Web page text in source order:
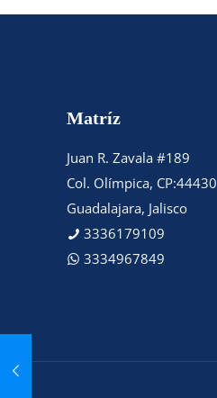
Matríz
Juan R. Zavala #189
Col. Olímpica, CP:44430
Guadalajara, Jalisco
3336179109
3334967849